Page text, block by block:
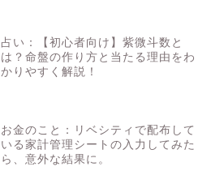
占い：【初心者向け】紫微斗数と
は？命盤の作り方と当たる理由をわ
かりやすく解説！
お金のこと：リベシティで配布して
いる家計管理シートの入力してみた
ら、意外な結果に。